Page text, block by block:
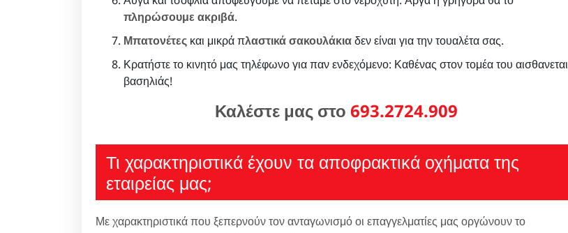
πληρώσουμε ακριβά.
Μπατονέτες και μικρά πλαστικά σακουλάκιαδεν είναι για την τουαλέτα σας.
Κρατήστε το κινητό μας τηλέφωνο για παν ενδεχόμενο: Καθένας στον τομέα του αισθανεται
βασηλιάς!
Καλέστε μας στο 693.2724.909
Τι χαρακτηριστικά έχουν τα αποφρακτικά οχήματα της
εταιρείας μας;
Με χαρακτηριστικά που ξεπερνούν τον ανταγωνισμό οι επαγγελματίες μας οργώνουν το